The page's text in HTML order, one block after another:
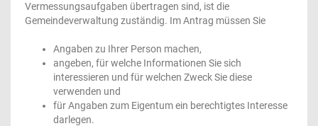
Vermessungsaufgaben übertragen sind, ist die
Gemeindeverwaltung zuständig. Im Antrag müssen Sie
Angaben zu Ihrer Person machen,
angeben, für welche Informationen Sie sich
interessieren und für welchen Zweck Sie diese
verwenden und
für Angaben zum Eigentum ein berechtigtes Interesse
darlegen.